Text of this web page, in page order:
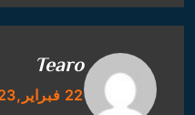
Tearo
22 فبراير,2023 AT 4:39 م